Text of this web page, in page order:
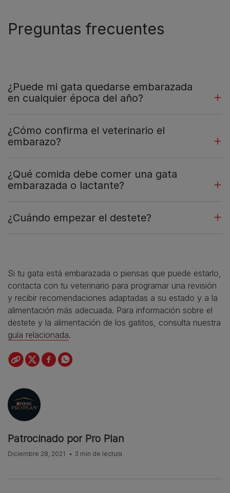
Preguntas frecuentes
¿Puede mi gata quedarse embarazada
en cualquier época del año?
¿Cómo confirma el veterinario el
embarazo?
¿Qué comida debe comer una gata
embarazada o lactante?
¿Cuándo empezar el destete?
Si tu gata está embarazada o piensas que puede estarlo,
contacta con tu veterinario para programar una revisión
y recibir recomendaciones adaptadas a su estado y a la
alimentación más adecuada. Para información sobre el
destete y la alimentación de los gatitos, consulta nuestra
guía relacionada.
Patrocinado por Pro Plan
Diciembre 28, 2021 3 min de lectura